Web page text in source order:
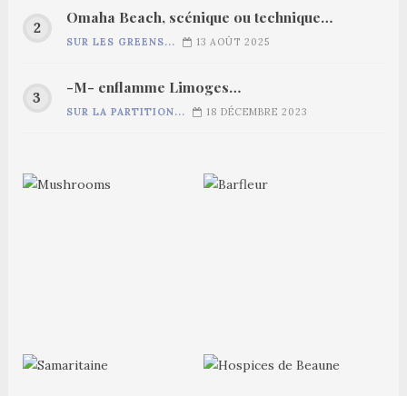
Omaha Beach, scénique ou technique…
SUR LES GREENS... 13 AOÛT 2025
-M- enflamme Limoges…
SUR LA PARTITION... 18 DÉCEMBRE 2023